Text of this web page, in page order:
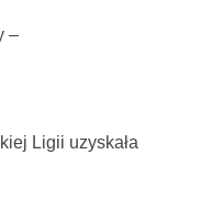
–
Ligii uzyskała